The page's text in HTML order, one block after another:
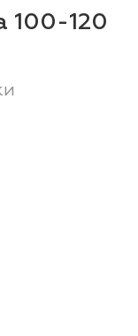
100-120